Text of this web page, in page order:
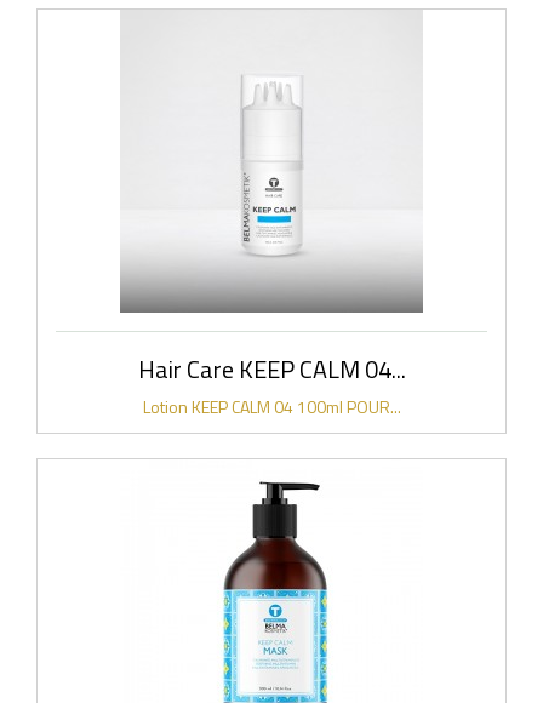
Hair Care KEEP CALM 04...
Lotion KEEP CALM 04 100ml POUR...